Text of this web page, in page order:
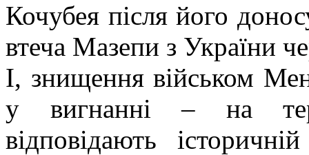
Кочубея після його
втеча Мазепи з України
І, знищення військом
у вигнанні – на
відповідають